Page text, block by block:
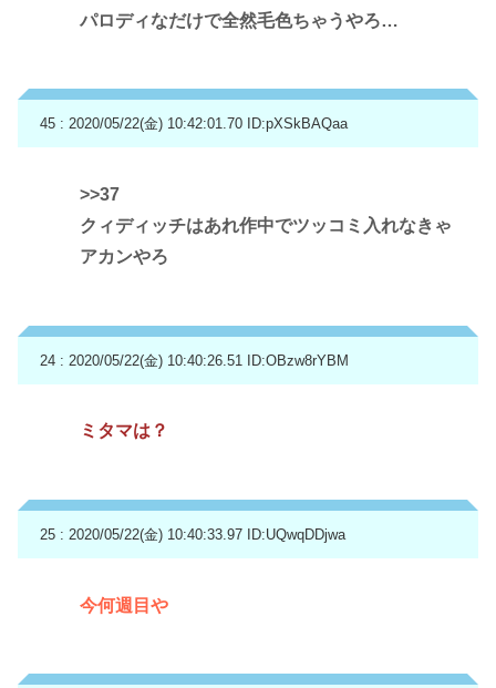
パロディなだけで全然毛色ちゃうやろ…
45 : 2020/05/22(金) 10:42:01.70 ID:pXSkBAQaa
>>37
クィディッチはあれ作中でツッコミ入れなきゃ
アカンやろ
24 : 2020/05/22(金) 10:40:26.51 ID:OBzw8rYBM
ミタマは？
25 : 2020/05/22(金) 10:40:33.97 ID:UQwqDDjwa
今何週目や